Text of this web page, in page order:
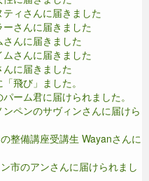
ィさんに届きました
さんに届きました
さんに届きました
さんに届きました
んに届きました
飛び」ました。
ーム君に届けられました。
ペンのサヴィンさんに届けら
整備講座受講生 Wayanさんに
市のアンさんに届けられまし